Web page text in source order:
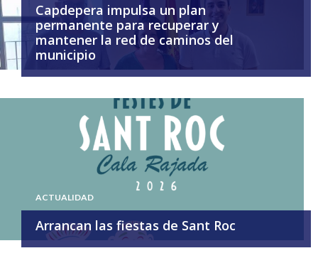
Capdepera impulsa un plan
permanente para recuperar y
mantener la red de caminos del
municipio
ACTUALIDAD
Arrancan las fiestas de Sant Roc